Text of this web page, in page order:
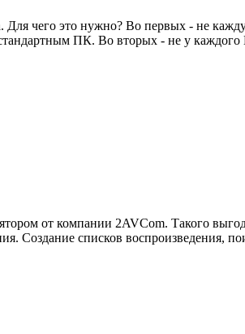
чего это нужно? Во первых - не
ПК. Во вторых - не у
от компании 2AVCom. Такого
Создание списков воспроизведения,